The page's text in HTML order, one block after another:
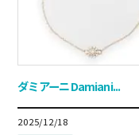
ダミアーニ Damiani...
2025/12/18